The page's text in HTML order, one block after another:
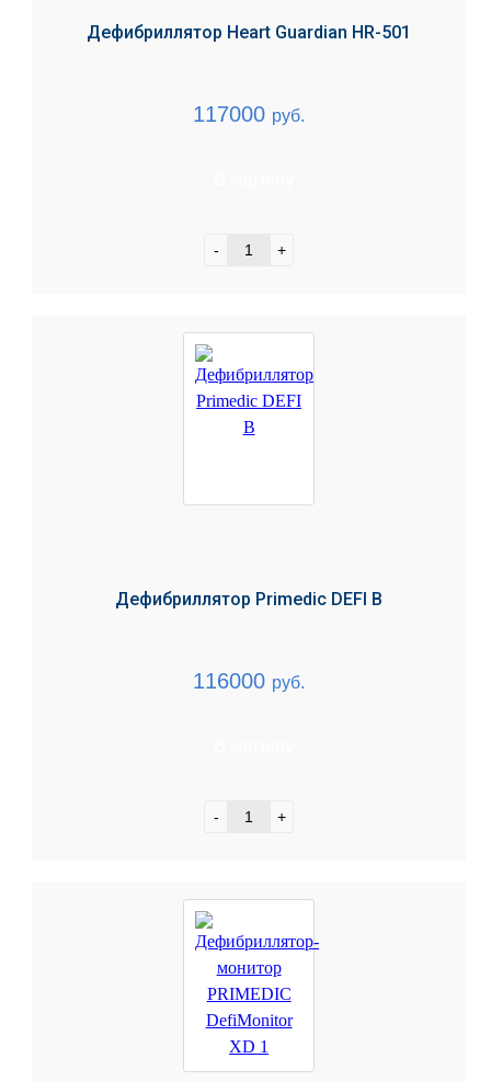
Дефибриллятор Heart Guardian HR-501
117000 руб.
- +
Дефибриллятор Primedic DEFI B
116000 руб.
- +